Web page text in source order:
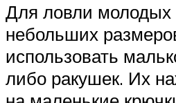
Для ловли молодых
небольших
использовать
либо ракушек. Их